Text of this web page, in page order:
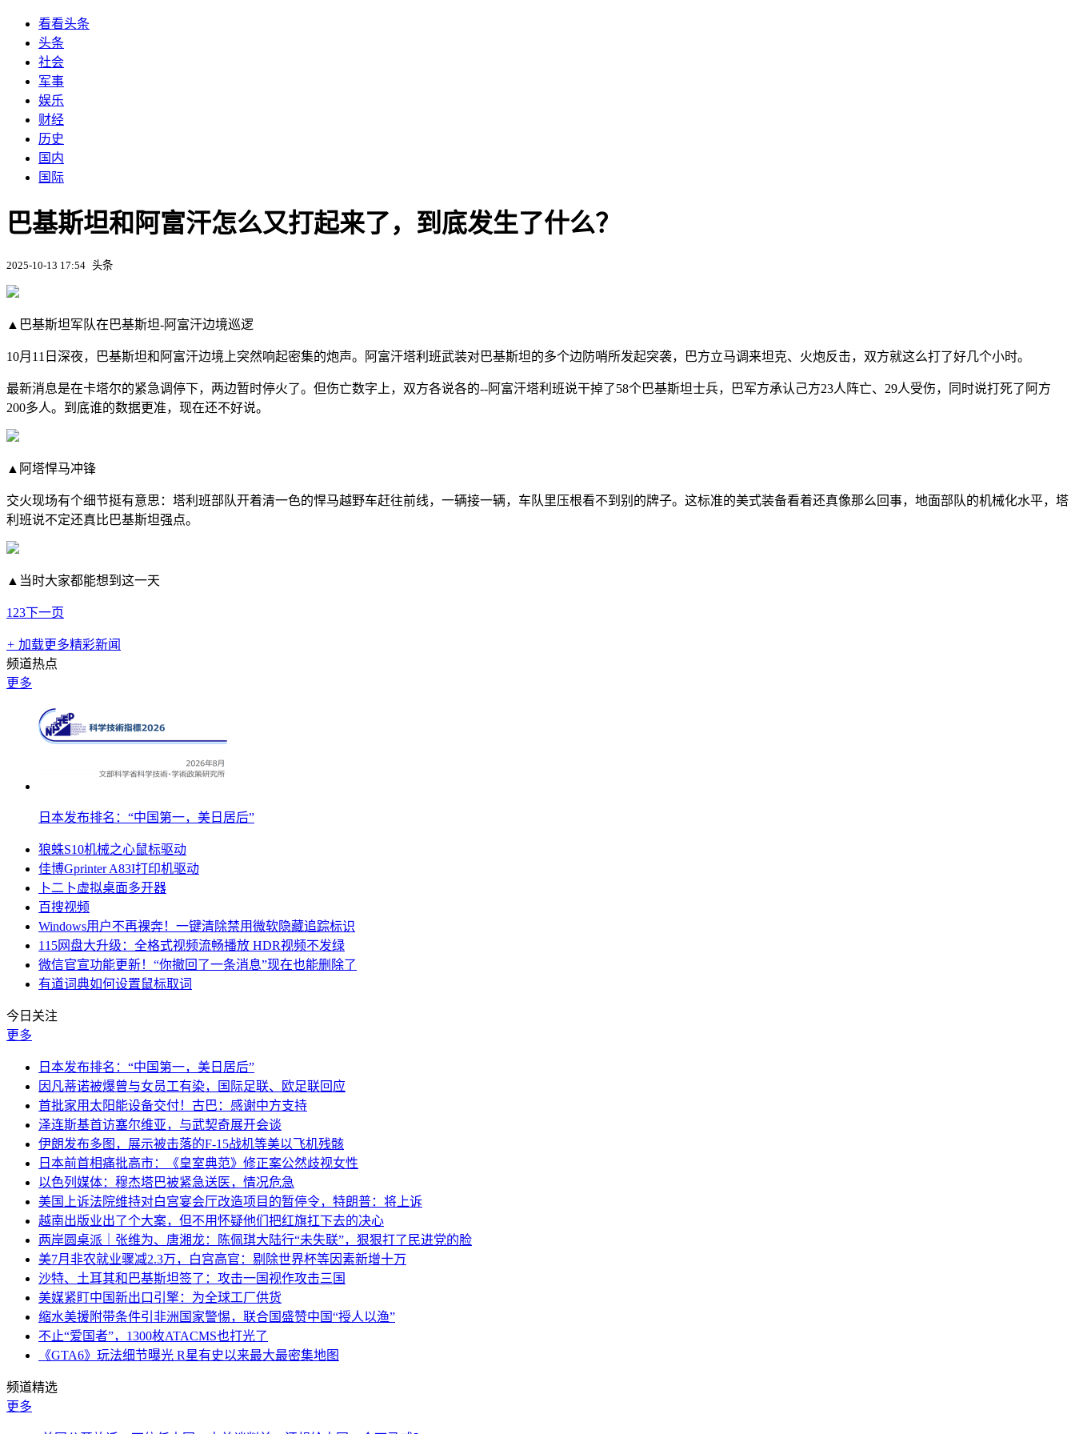
看看头条
头条
社会
军事
娱乐
财经
历史
国内
国际
巴基斯坦和阿富汗怎么又打起来了，到底发生了什么？
2025-10-13 17:54 头条
▲巴基斯坦军队在巴基斯坦-阿富汗边境巡逻
10月11日深夜，巴基斯坦和阿富汗边境上突然响起密集的炮声。阿富汗塔利班武装对巴基斯坦的多个边防哨所发起突袭，巴方立马调来坦克、火炮反击，双方就这么打了好几个小时。
最新消息是在卡塔尔的紧急调停下，两边暂时停火了。但伤亡数字上，双方各说各的--阿富汗塔利班说干掉了58个巴基斯坦士兵，巴军方承认己方23人阵亡、29人受伤，同时说打死了阿方
200多人。到底谁的数据更准，现在还不好说。
▲阿塔悍马冲锋
交火现场有个细节挺有意思：塔利班部队开着清一色的悍马越野车赶往前线，一辆接一辆，车队里压根看不到别的牌子。这标准的美式装备看着还真像那么回事，地面部队的机械化水平，塔
利班说不定还真比巴基斯坦强点。
▲当时大家都能想到这一天
1 23下一页
+ 加载更多精彩新闻
频道热点
更多
日本发布排名：“中国第一，美日居后”
狼蛛S10机械之心鼠标驱动
佳博Gprinter A83I打印机驱动
卜二卜虚拟桌面多开器
百搜视频
Windows用户不再裸奔！一键清除禁用微软隐藏追踪标识
115网盘大升级：全格式视频流畅播放 HDR视频不发绿
微信官宣功能更新！“你撤回了一条消息”现在也能删除了
有道词典如何设置鼠标取词
今日关注
更多
日本发布排名：“中国第一，美日居后”
因凡蒂诺被爆曾与女员工有染，国际足联、欧足联回应
首批家用太阳能设备交付！古巴：感谢中方支持
泽连斯基首访塞尔维亚，与武契奇展开会谈
伊朗发布多图，展示被击落的F-15战机等美以飞机残骸
日本前首相痛批高市：《皇室典范》修正案公然歧视女性
以色列媒体：穆杰塔巴被紧急送医，情况危急
美国上诉法院维持对白宫宴会厅改造项目的暂停令，特朗普：将上诉
越南出版业出了个大案，但不用怀疑他们把红旗扛下去的决心
两岸圆桌派｜张维为、唐湘龙：陈佩琪大陆行“未失联”，狠狠打了民进党的脸
美7月非农就业骤减2.3万，白宫高官：剔除世界杯等因素新增十万
沙特、土耳其和巴基斯坦签了：攻击一国视作攻击三国
美媒紧盯中国新出口引擎：为全球工厂供货
缩水美援附带条件引非洲国家警惕，联合国盛赞中国“授人以渔”
不止“爱国者”，1300枚ATACMS也打光了
《GTA6》玩法细节曝光 R星有史以来最大最密集地图
频道精选
更多